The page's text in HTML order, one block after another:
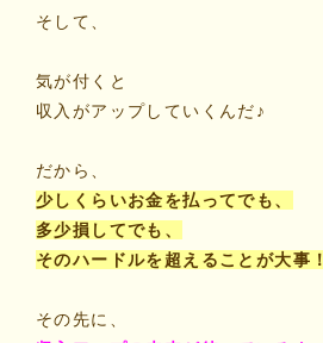
そして、
気が付くと
収入がアップしていくんだ♪
だから、
少しくらいお金を払ってでも、
多少損してでも、
そのハードルを超えることが大事！
その先に、